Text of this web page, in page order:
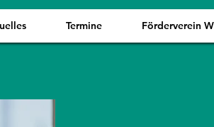
Termine Förderverein